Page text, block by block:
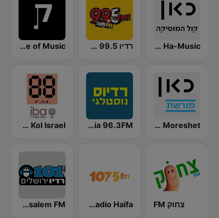
Kan Kol Ha-Music רדיו 99.5 חם אש Kol Hamusica - IBA Voice of Music (רדיו קול המוזיקה)
Kan Moreshet (כאן מורשת) Radios Nostalgia 96.3FM (רדיוס נוסטלגי) IBA 88FM Kol Israel
צחוק FM Radio Haifa (רדיו חיפה) Jerusalem FM (רדיו ירושלים)